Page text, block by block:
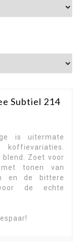
Subtiel 214
is uitermate
Zoet voor
tonen van
en de bittere
de echte